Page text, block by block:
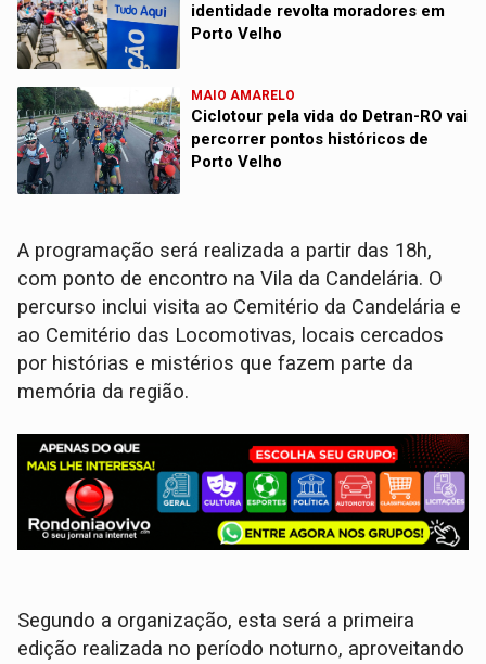
identidade revolta moradores em
Porto Velho
MAIO AMARELO
Ciclotour pela vida do Detran-RO vai
percorrer pontos históricos de
Porto Velho
A programação será realizada a partir das 18h,
com ponto de encontro na Vila da Candelária. O
percurso inclui visita ao Cemitério da Candelária e
ao Cemitério das Locomotivas, locais cercados
por histórias e mistérios que fazem parte da
memória da região.
Segundo a organização, esta será a primeira
edição realizada no período noturno, aproveitando